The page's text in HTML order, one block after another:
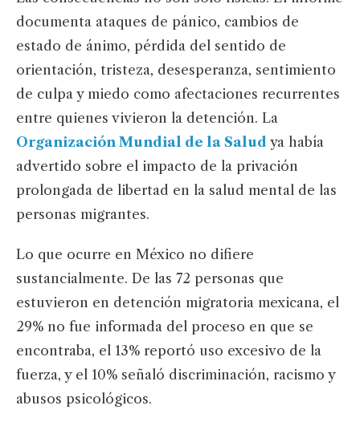
documenta ataques de pánico, cambios de
estado de ánimo, pérdida del sentido de
orientación, tristeza, desesperanza, sentimiento
de culpa y miedo como afectaciones recurrentes
entre quienes vivieron la detención. La
Organización Mundial de la Salud ya había
advertido sobre el impacto de la privación
prolongada de libertad en la salud mental de las
personas migrantes.
Lo que ocurre en México no difiere
sustancialmente. De las 72 personas que
estuvieron en detención migratoria mexicana, el
29% no fue informada del proceso en que se
encontraba, el 13% reportó uso excesivo de la
fuerza, y el 10% señaló discriminación, racismo y
abusos psicológicos.